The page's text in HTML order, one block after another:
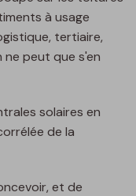
à usage
tertiaire,
ne peut que s'en
solaires en
de la
et de